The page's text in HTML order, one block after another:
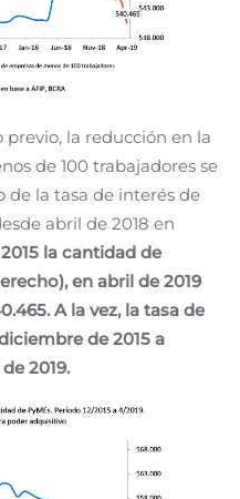
la reducción en la
de 100 trabajadores se
de la tasa de interés de
abril de 2018 en
la cantidad de
en abril de 2019
A la vez, la tasa de
de 2015 a
2019.